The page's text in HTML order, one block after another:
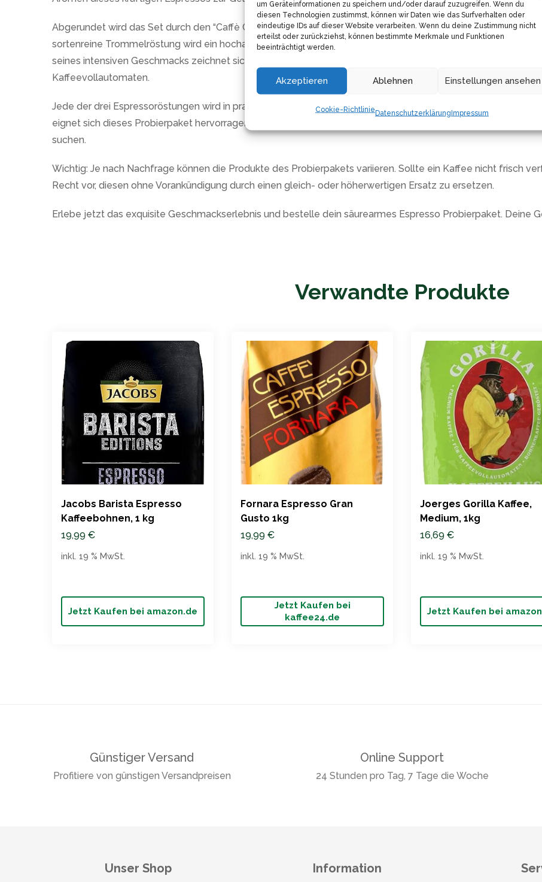
um Geräteinformationen zu speichern und/oder darauf zuzugreifen. Wenn du
diesen Technologien zustimmst, können wir Daten wie das Surfverhalten oder
eindeutige IDs auf dieser Website verarbeiten. Wenn du deine Zustimmung nicht
erteilst oder zurückziehst, können bestimmte Merkmale und Funktionen
beeinträchtigt werden.
Akzeptieren Ablehnen Einstellungen ansehen
Cookie-RichtlinieDatenschutzerklärungImpressum
Abgerundet wird das Set durch den “Caffè Caimano Espresso Forte”, der nur aus hochwertigen
sortenreine Trommelröstung wird ein hocharomatischer und kräftiger Espresso erzeugt, der mit feinen
seines intensiven Geschmacks zeichnet sich dieser Espresso durch seine dezenten Säurenoten aus und ist
Kaffeevollautomaten.
Jede der drei Espressoröstungen wird in praktischen Probiereinheiten von je 250g ganzen Bohnen oder auf
eignet sich dieses Probierpaket hervorragend für Kaffeeliebhaber, die einen milden Espresso genießen oder
suchen.
Wichtig: Je nach Nachfrage können die Produkte des Probierpakets variieren. Sollte ein Kaffee nicht frisch
Recht vor, diesen ohne Vorankündigung durch einen gleich- oder höherwertigen Ersatz zu ersetzen.
Erlebe jetzt das exquisite Geschmackserlebnis und bestelle dein säurearmes Espresso Probierpaket. Deine
Verwandte Produkte
Jacobs Barista Espresso
Kaffeebohnen, 1 kg
19,99 €
Jetzt Kaufen bei amazon.de
inkl. 19 % MwSt.
Fornara Espresso Gran
Gusto 1kg
19,99 €
Jetzt Kaufen bei
kaffee24.de
inkl. 19 % MwSt.
Joerges Gorilla Kaffee,
Medium, 1kg
16,69 €
Jetzt Kaufen bei
inkl. 19 % MwSt.
Günstiger Versand
Profitiere von günstigen Versandpreisen
Online Support
24 Stunden pro Tag, 7 Tage die Woche
Unser Shop Information